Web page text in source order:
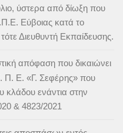
ύστερα από δίωξη που
Εύβοιας κατά το
Διευθυντή Εκπαίδευσης.
απόφαση που δικαιώνει
Π. Ε. «Γ. Σεφέρης» που
κλάδου ενάντια στην
& 4823/2021